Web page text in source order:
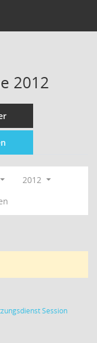
2012
2012
Session(Wird in